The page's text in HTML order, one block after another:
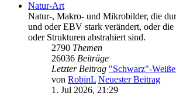
Natur-Art
Natur-, Makro- und Mikrobilder, die
und oder EBV stark verändert, oder
oder Strukturen abstrahiert sind.
2790 Themen
26036 Beiträge
Letzter Beitrag "Schwarz"-
von RobinL Neuester Beitrag
1. Jul 2026, 21:29